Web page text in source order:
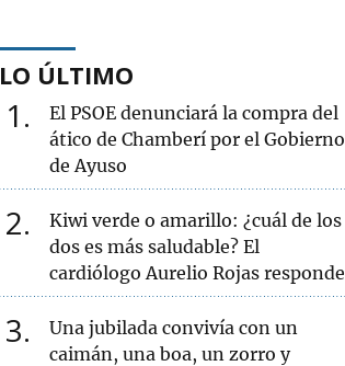
LO ÚLTIMO
1
El PSOE denunciará la compra del
ático de Chamberí por el Gobierno
de Ayuso
2
Kiwi verde o amarillo: ¿cuál de los
dos es más saludable? El
cardiólogo Aurelio Rojas responde
3
Una jubilada convivía con un
caimán, una boa, un zorro y